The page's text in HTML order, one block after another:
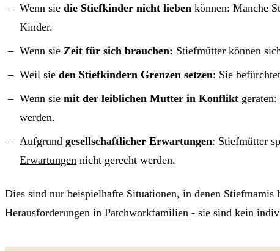
Wenn sie die Stiefkinder nicht lieben können: Manche
Kinder.
Wenn sie Zeit für sich brauchen: Stiefmütter können
Weil sie den Stiefkindern Grenzen setzen: Sie
Wenn sie mit der leiblichen Mutter in Konflikt
werden.
Aufgrund gesellschaftlicher Erwartungen: Stiefmütter
Erwartungen nicht gerecht werden.
Dies sind nur beispielhafte Situationen, in denen
Herausforderungen in Patchworkfamilien - sie sind kein